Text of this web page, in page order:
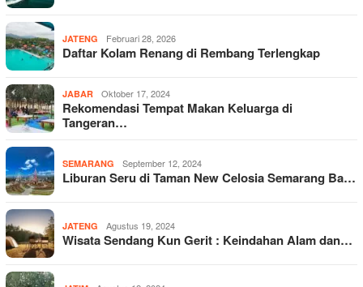
JATENG Februari 28, 2026
Daftar Kolam Renang di Rembang Terlengkap
JABAR Oktober 17, 2024
Rekomendasi Tempat Makan Keluarga di
Tangeran…
SEMARANG September 12, 2024
Liburan Seru di Taman New Celosia Semarang Ba…
JATENG Agustus 19, 2024
Wisata Sendang Kun Gerit : Keindahan Alam dan…